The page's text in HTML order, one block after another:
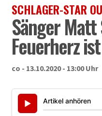
SCHLAGER-STAR
Sänger
Feuerherz
co - 13.10.2020 - 13:00 Uhr
▶ Artikel anhören